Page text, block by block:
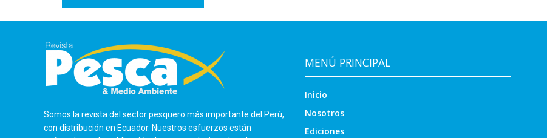
Somos la revista del sector pesquero más importante del Perú,
con distribución en Ecuador. Nuestros esfuerzos están
MENÚ PRINCIPAL
Inicio
Nosotros
Ediciones